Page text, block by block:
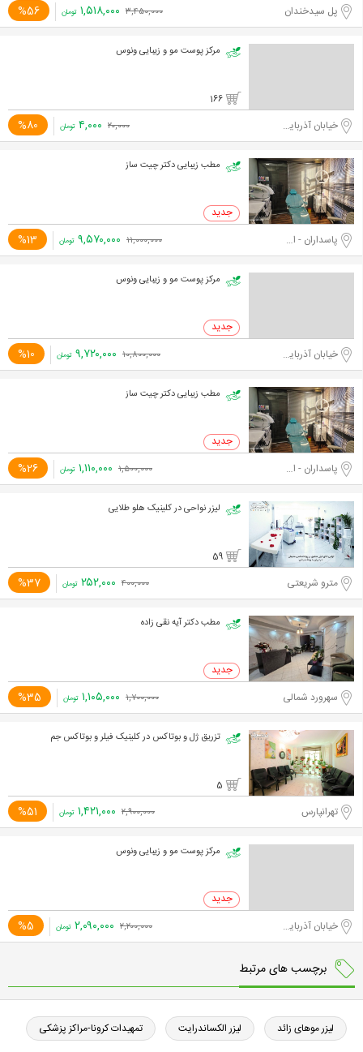
پل سیدخندان %56 ۳,۴۵۰,۰۰۰ ۱,۵۱۸,۰۰۰ تومان
مرکز پوست مو و زیبایی ونوس
166
خیابان آذربایجان %80 ۲۰,۰۰۰ ۴,۰۰۰ تومان
مطب زیبایی دکتر چیت ساز
پاسداران - اختیاریه جنوبی %13 ۱۱,۰۰۰,۰۰۰ ۹,۵۷۰,۰۰۰ تومان
مرکز پوست مو و زیبایی ونوس
خیابان آذربایجان %10 ۱۰,۸۰۰,۰۰۰ ۹,۷۲۰,۰۰۰ تومان
مطب زیبایی دکتر چیت ساز
پاسداران - اختیاریه جنوبی %26 ۱,۵۰۰,۰۰۰ ۱,۱۱۰,۰۰۰ تومان
لیزر نواحی در کلینیک هلو طلایی
59
مترو شریعتی %37 ۴۰۰,۰۰۰ ۲۵۲,۰۰۰ تومان
مطب دکتر آیه نقی زاده
سهرورد شمالی %35 ۱,۷۰۰,۰۰۰ ۱,۱۰۵,۰۰۰ تومان
تزریق ژل و بوتاکس در کلینیک فیلر و بوتاکس جم
5
تهرانپارس %51 ۲,۹۰۰,۰۰۰ ۱,۴۲۱,۰۰۰ تومان
مرکز پوست مو و زیبایی ونوس
خیابان آذربایجان %5 ۲,۲۰۰,۰۰۰ ۲,۰۹۰,۰۰۰ تومان
برچسب های مرتبط
لیزر موهای زائد لیزر الکساندرایت تمهیدات کرونا-مراکز پزشکی